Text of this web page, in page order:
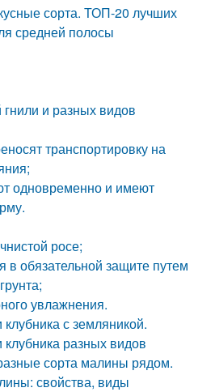
сорта. ТОП-20 лучших
средней полосы
гнили и разных видов
транспортировку на
одновременно и имеют
росе;
в обязательной защите путем
увлажнения.
с земляникой.
разных видов
сорта малины рядом.
свойства, виды